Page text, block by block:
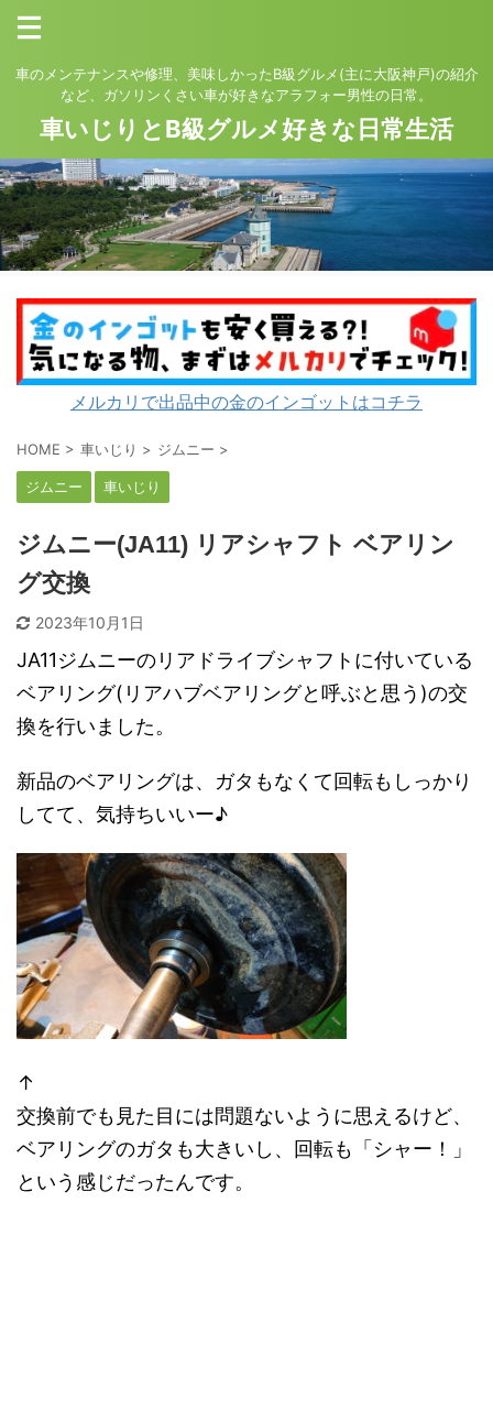
車のメンテナンスや修理、美味しかったB級グルメ(主に大阪神戸)の紹介
など、ガソリンくさい車が好きなアラフォー男性の日常。
車いじりとB級グルメ好きな日常生活
メルカリで出品中の金のインゴットはコチラ
HOME > 車いじり > ジムニー >
ジムニー 車いじり
ジムニー(JA11) リアシャフト ベアリン
グ交換
2023年10月1日
JA11ジムニーのリアドライブシャフトに付いている
ベアリング(リアハブベアリングと呼ぶと思う)の交
換を行いました。
新品のベアリングは、ガタもなくて回転もしっかり
してて、気持ちいいー♪
↑
交換前でも見た目には問題ないように思えるけど、
ベアリングのガタも大きいし、回転も「シャー！」
という感じだったんです。